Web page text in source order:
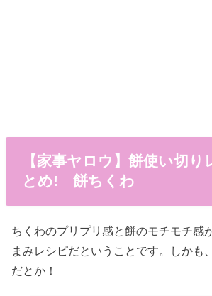
【家事ヤロウ】餅使い切り
とめ! 餅ちくわ
ちくわのプリプリ感と餅のモチモチ感
まみレシピだということです。しかも
だとか！